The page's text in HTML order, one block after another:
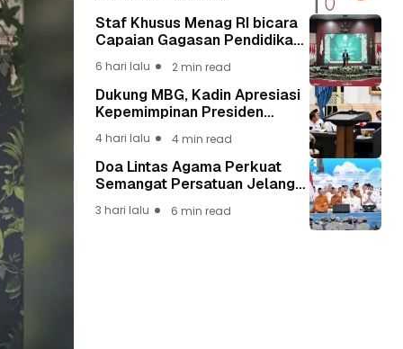
Staf Khusus Menag RI bicara
Capaian Gagasan Pendidikan
Madrasah
6 hari lalu 2 min read
Dukung MBG, Kadin Apresiasi
Kepemimpinan Presiden
4 hari lalu 4 min read
Doa Lintas Agama Perkuat
Semangat Persatuan Jelang
3 hari lalu 6 min read